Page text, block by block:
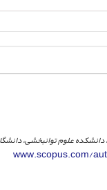
دانشکده علوم توانبخشی،
www.scopus.com/